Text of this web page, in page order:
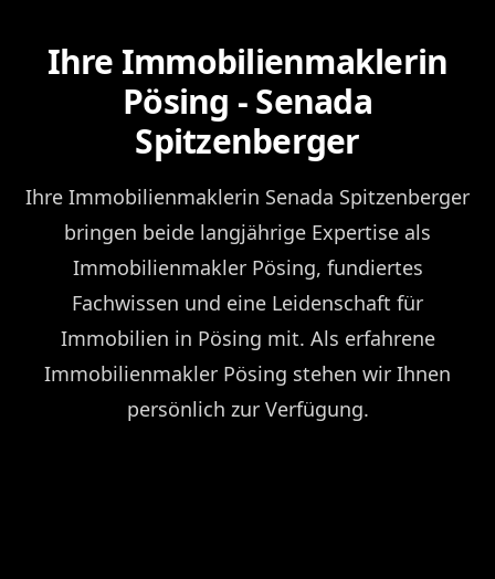
Ihre Immobilienmaklerin
Pösing - Senada
Spitzenberger
Ihre Immobilienmaklerin Senada Spitzenberger
bringen beide langjährige Expertise als
Immobilienmakler Pösing, fundiertes
Fachwissen und eine Leidenschaft für
Immobilien in Pösing mit. Als erfahrene
Immobilienmakler Pösing stehen wir Ihnen
persönlich zur Verfügung.